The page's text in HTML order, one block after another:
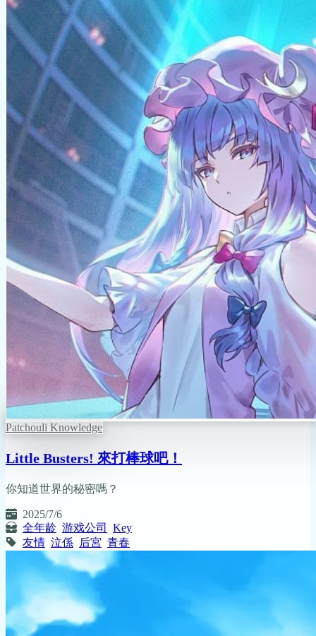
Patchouli Knowledge
Little Busters! 來打棒球吧！
你知道世界的秘密嗎？
2025/7/6
全年龄 游戏公司
Key
友情 泣係 后宮 青春